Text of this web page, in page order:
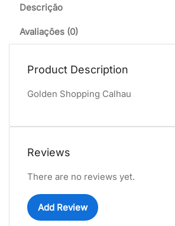
Descrição
Avaliações (0)
Product Description
Golden Shopping Calhau
Reviews
There are no reviews yet.
Add Review